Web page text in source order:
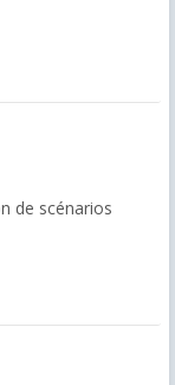
de scénarios